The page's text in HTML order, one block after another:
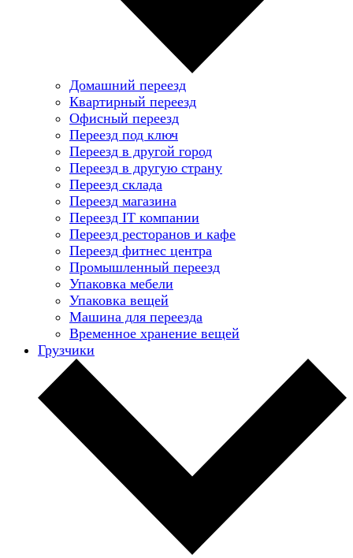
Домашний переезд
Квартирный переезд
Офисный переезд
Переезд под ключ
Переезд в другой город
Переезд в другую страну
Переезд склада
Переезд магазина
Переезд IT компании
Переезд ресторанов и кафе
Переезд фитнес центра
Промышленный переезд
Упаковка мебели
Упаковка вещей
Машина для переезда
Временное хранение вещей
Грузчики